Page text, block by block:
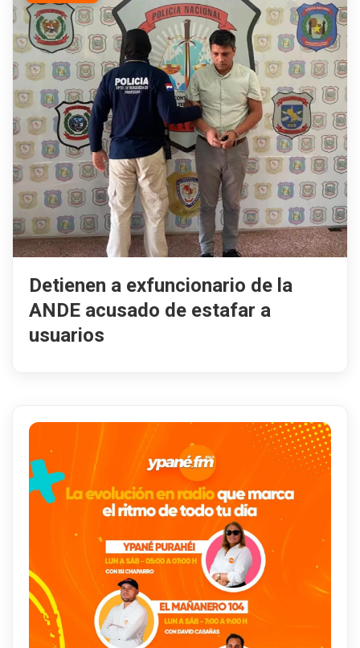
Detienen a exfuncionario de la
ANDE acusado de estafar a
usuarios